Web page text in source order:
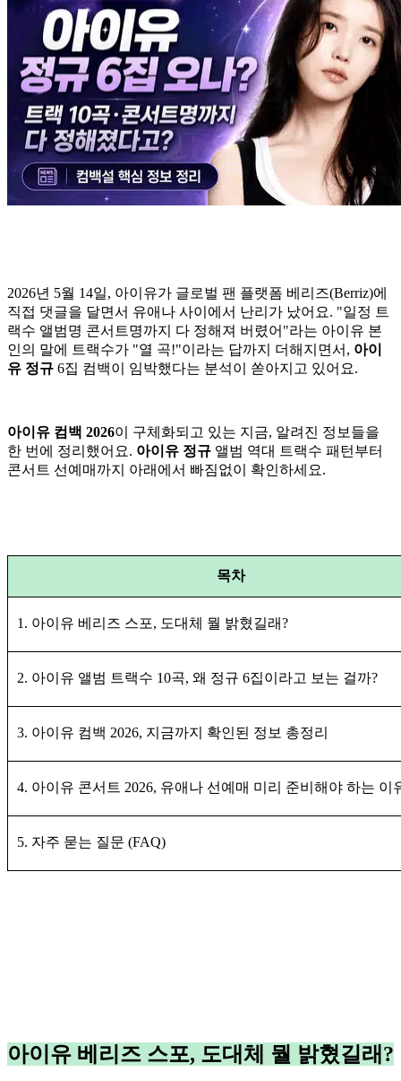
2026년 5월 14일, 아이유가 글로벌 팬 플랫폼 베리즈(Berriz)에
직접 댓글을 달면서 유애나 사이에서 난리가 났어요. "일정 트
랙수 앨범명 콘서트명까지 다 정해져 버렸어"라는 아이유 본
인의 말에 트랙수가 "열 곡!"이라는 답까지 더해지면서, 아이
유 정규 6집 컴백이 임박했다는 분석이 쏟아지고 있어요.
아이유 컴백 2026이 구체화되고 있는 지금, 알려진 정보들을
한 번에 정리했어요. 아이유 정규 앨범 역대 트랙수 패턴부터
콘서트 선예매까지 아래에서 빠짐없이 확인하세요.
목차
1. 아이유 베리즈 스포, 도대체 뭘 밝혔길래?
2. 아이유 앨범 트랙수 10곡, 왜 정규 6집이라고 보는 걸까?
3. 아이유 컴백 2026, 지금까지 확인된 정보 총정리
4. 아이유 콘서트 2026, 유애나 선예매 미리 준비해야 하는 이
5. 자주 묻는 질문 (FAQ)
아이유 베리즈 스포, 도대체 뭘 밝혔길래?